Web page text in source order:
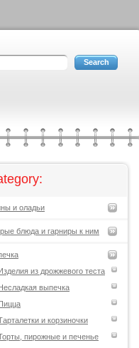
и оладьи
блюда и гарниры к ним
из дрожжевого теста
выпечка
и корзиночки
пирожные и печенье